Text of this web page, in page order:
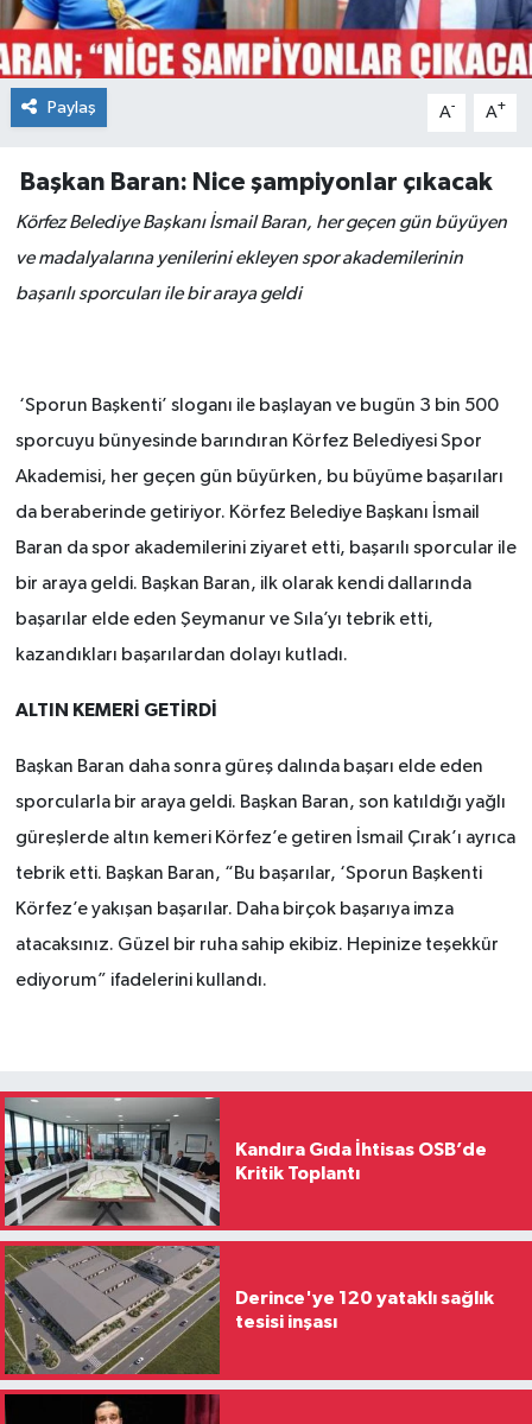
Paylaş A- A+
Başkan Baran: Nice şampiyonlar çıkacak
Körfez Belediye Başkanı İsmail Baran, her geçen gün büyüyen
ve madalyalarına yenilerini ekleyen spor akademilerinin
başarılı sporcuları ile bir araya geldi
‘Sporun Başkenti’ sloganı ile başlayan ve bugün 3 bin 500
sporcuyu bünyesinde barındıran Körfez Belediyesi Spor
Akademisi, her geçen gün büyürken, bu büyüme başarıları
da beraberinde getiriyor. Körfez Belediye Başkanı İsmail
Baran da spor akademilerini ziyaret etti, başarılı sporcular ile
bir araya geldi. Başkan Baran, ilk olarak kendi dallarında
başarılar elde eden Şeymanur ve Sıla’yı tebrik etti,
kazandıkları başarılardan dolayı kutladı.
ALTIN KEMERİ GETİRDİ
Başkan Baran daha sonra güreş dalında başarı elde eden
sporcularla bir araya geldi. Başkan Baran, son katıldığı yağlı
güreşlerde altın kemeri Körfez’e getiren İsmail Çırak’ı ayrıca
tebrik etti. Başkan Baran, “Bu başarılar, ‘Sporun Başkenti
Körfez’e yakışan başarılar. Daha birçok başarıya imza
atacaksınız. Güzel bir ruha sahip ekibiz. Hepinize teşekkür
ediyorum” ifadelerini kullandı.
Kandıra Gıda İhtisas OSB’de
Kritik Toplantı
Derince'ye 120 yataklı sağlık
tesisi inşası